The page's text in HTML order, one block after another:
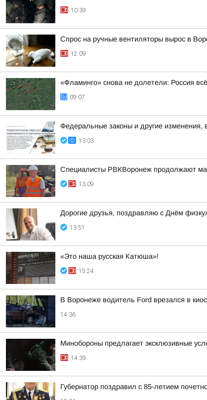
10:39
Спрос на ручные вентиляторы вырос в
12:09
«Фламинго» снова не долетели: Россия
09:07
Федеральные законы и другие изменения,
13:03
Специалисты РВКВоронеж продолжают
13:09
Дорогие друзья, поздравляю с Днём
13:51
«Это наша русская Катюша»!
15:24
В Воронеже водитель Ford врезался в
14:36
Минобороны предлагает эксклюзивные
14:39
Губернатор поздравил с 85-летием